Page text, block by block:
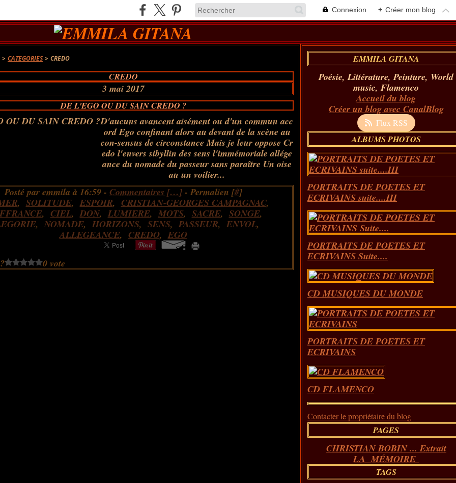
Connexion + Créer mon blog
> CATEGORIES > CREDO
CREDO
3 mai 2017
DE L'EGO OU DU SAIN CREDO ?
D'aucuns avancent aisément ou d'un commun acc
ord Ego confinant alors au devant de la scène au
con-sensus de circonstance Mais je leur oppose Cr
edo l'envers sibyllin des sens l'immémoriale allége
ance du nomade du passeur sans paraître Un oise
au un voilier...
Posté par emmila à 16:59 - Commentaires […]- Permalien [#]
, SOLITUDE, ESPOIR, CRISTIAN-GEORGES CAMPAGNAC,
, CIEL,DON, LUMIERE, MOTS, SACRE, SONGE,
, NOMADE, HORIZONS, SENS, PASSEUR, ENVOL,
ALLEGEANCE, CREDO, EGO
0 vote
EMMILA GITANA
Poésie, Littérature, Peinture, World
music, Flamenco
Accueil du blog
Créer un blog avec CanalBlog
Flux RSS
ALBUMS PHOTOS
PORTRAITS DE POETES ET
ECRIVAINS suite....III
PORTRAITS DE POETES ET
ECRIVAINS Suite....
CD MUSIQUES DU MONDE
PORTRAITS DE POETES ET
ECRIVAINS
CD FLAMENCO
Contacter le propriétaire du blog
PAGES
CHRISTIAN BOBIN ... Extrait
LA MÉMOIRE
TAGS